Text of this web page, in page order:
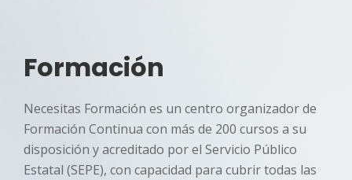
Formación
Necesitas Formación es un centro organizador de
Formación Continua con más de 200 cursos a su
disposición y acreditado por el Servicio Público
Estatal (SEPE), con capacidad para cubrir todas las